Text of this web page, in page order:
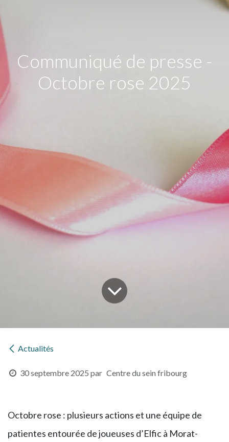
Communiqué de presse -
Octobre rose 2025
Actualités
30 septembre 2025 par Centre du sein fribourg
Octobre rose : plusieurs actions et une équipe de
patientes entourée de joueuses d’Elfic à Morat-